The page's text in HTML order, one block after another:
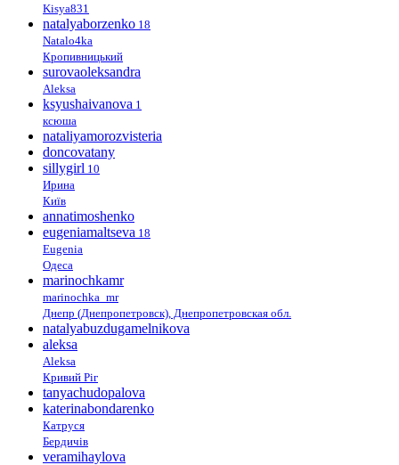
Kisya831
natalyaborzenko 18
Natalo4ka
Кропивницький
surovaoleksandra
Aleksa
ksyushaivanova 1
ксюша
nataliyamorozvisteria
doncovatany
sillygirl 10
Ирина
Київ
annatimoshenko
eugeniamaltseva 18
Eugenia
Одеса
marinochkamr
marinochka_mr
Днепр (Днепропетровск), Днепропетровская обл.
natalyabuzdugamelnikova
aleksa
Aleksa
Кривий Ріг
tanyachudopalova
katerinabondarenko
Катруся
Бердичів
veramihaylova